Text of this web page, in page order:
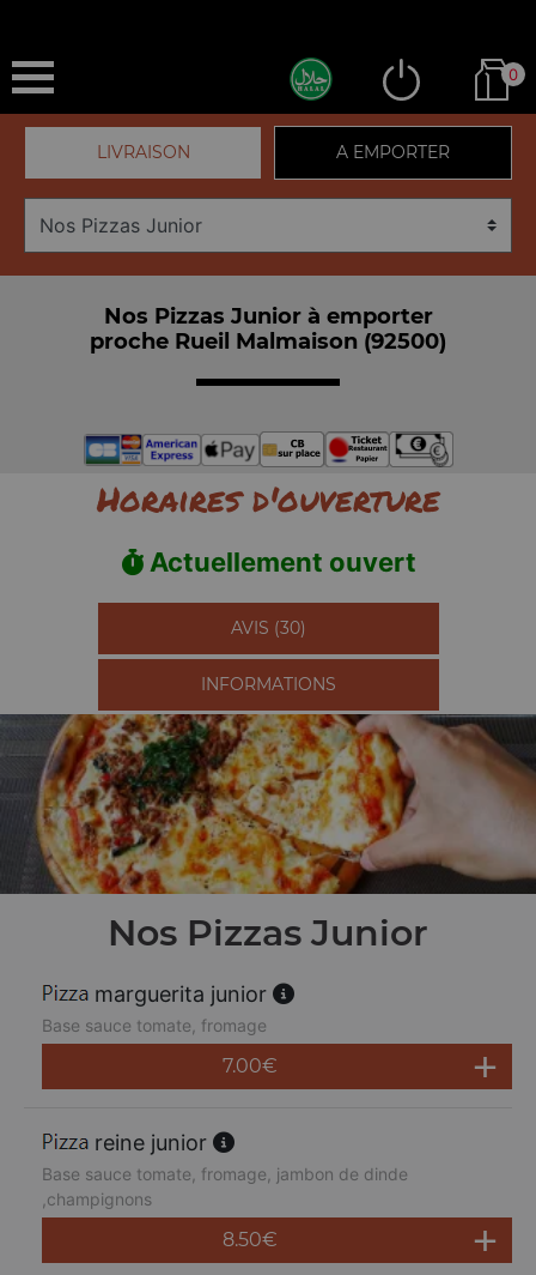
0
LIVRAISON A EMPORTER
Nos Pizzas Junior à emporter
proche Rueil Malmaison (92500)
Horaires d'ouverture
Actuellement ouvert
AVIS (30)
INFORMATIONS
Nos Pizzas Junior
marguerita junior
Base sauce tomate, fromage
7.00€
reine junior
Base sauce tomate, fromage, jambon de dinde
,champignons
8.50€